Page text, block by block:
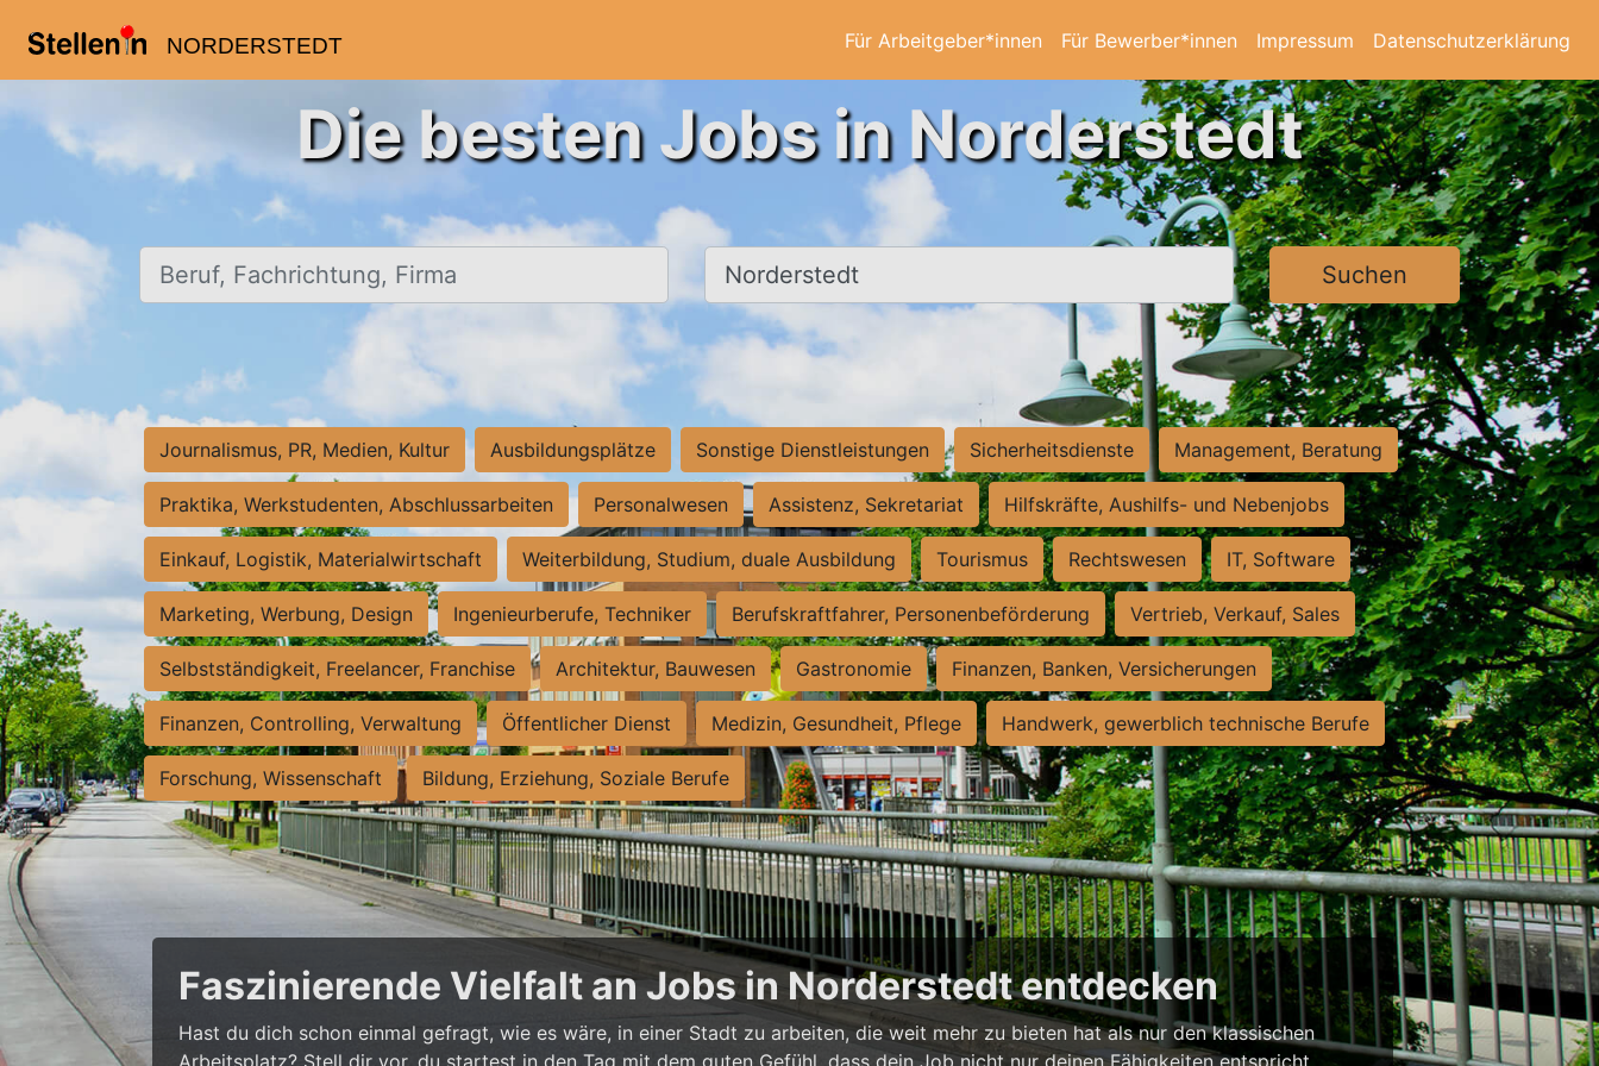
NORDERSTEDT Für Arbeitgeber*innen Für Bewerber*innen Impressum Datenschutzerklärung
Die besten Jobs in Norderstedt
Beruf, Fachrichtung, Firma Ort, Stadt Suchen
Journalismus, PR, Medien, Kultur Ausbildungsplätze Sonstige Dienstleistungen Sicherheitsdienste Management, Beratung
Praktika, Werkstudenten, Abschlussarbeiten Personalwesen Assistenz, Sekretariat Hilfskräfte, Aushilfs- und Nebenjobs
Einkauf, Logistik, Materialwirtschaft Weiterbildung, Studium, duale Ausbildung Tourismus Rechtswesen IT, Software
Marketing, Werbung, Design Ingenieurberufe, Techniker Berufskraftfahrer, Personenbeförderung Vertrieb, Verkauf, Sales
Selbstständigkeit, Freelancer, Franchise Architektur, Bauwesen Gastronomie Finanzen, Banken, Versicherungen
Finanzen, Controlling, Verwaltung Öffentlicher Dienst Medizin, Gesundheit, Pflege Handwerk, gewerblich technische Berufe
Forschung, Wissenschaft Bildung, Erziehung, Soziale Berufe
Faszinierende Vielfalt an Jobs in Norderstedt entdecken
Hast du dich schon einmal gefragt, wie es wäre, in einer Stadt zu arbeiten, die weit mehr zu bieten hat als nur den klassischen